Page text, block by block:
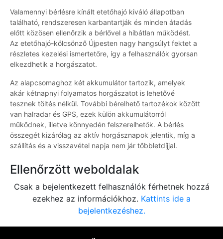
Valamennyi bérlésre kínált etetőhajó kiváló állapotban
található, rendszeresen karbantartják és minden átadás
előtt közösen ellenőrzik a bérlővel a hibátlan működést.
Az etetőhajó-kölcsönző Újpesten nagy hangsúlyt fektet a
részletes kezelési ismertetőre, így a felhasználók gyorsan
elkezdhetik a horgászatot.
Az alapcsomaghoz két akkumulátor tartozik, amelyek
akár kétnapnyi folyamatos horgászatot is lehetővé
tesznek töltés nélkül. További bérelhető tartozékok között
van halradar és GPS, ezek külön akkumulátorról
működnek, illetve könnyedén felszerelhetők. A bérlés
összegét kizárólag az aktív horgásznapok jelentik, míg a
szállítás és a visszavétel napja nem jár többletdíjjal.
Ellenőrzött weboldalak
Csak a bejelentkezett felhasználók férhetnek hozzá
ezekhez az információkhoz. Kattints ide a
bejelentkezéshez.